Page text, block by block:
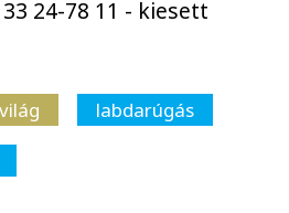
24-78 11 - kiesett
labdarúgás